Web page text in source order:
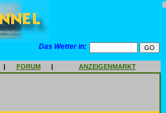
Das Wetter in:
| FORUM | ANZEIGENMARKT